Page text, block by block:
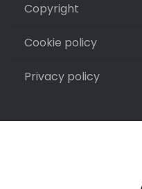
Copyright
Cookie policy
Privacy policy